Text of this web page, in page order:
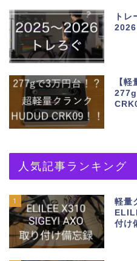
ト
2026
【
277g
人気記事ランキング
1
軽量
付け